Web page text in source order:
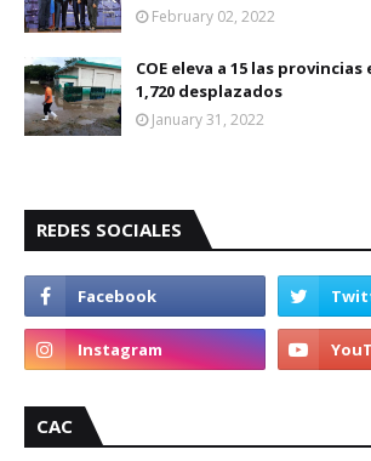
February 02, 2022
COE eleva a 15 las
1,720 desplazados
January 31, 2022
REDES SOCIALES
CAC